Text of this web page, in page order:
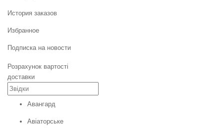
История заказов
Избранное
Подписка на новости
Розрахунок вартості
доставки
Авангард
Авіаторське